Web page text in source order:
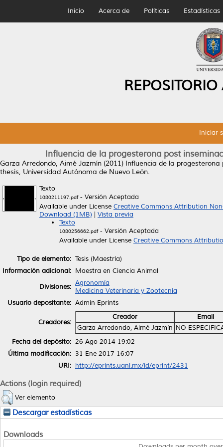
Inicio Acerca de Políticas Estadísticas
Iniciar
Influencia de la progesterona post
Garza Arredondo, Aimé Jazmín (2011) Influencia de la
thesis, Universidad Autónoma de Nuevo León.
Texto
1080211197.pdf- Versión Aceptada
Available under License Creative Commons Attribution
Download (1MB)
Vista previa
Texto
1080256662.pdf- Versión Aceptada
Available under License Creative Commons
Tipo de elemento: Tesis (Maestría)
Información adicional: Maestra en Ciencia Animal
Divisiones: Agronomía
Medicina Veterinaria y Zootecnia
Usuario depositante: Admin Eprints
Creadores:
Creador
Email
Garza Arredondo, Aimé Jazmín NO
Fecha del depósito: 26 Ago 2014 19:02
Última modificación: 31 Ene 2017 16:07
URI: http://eprints.uanl.mx/id/eprint/2431
Actions (login required)
Ver elemento
Descargar estadísticas
Downloads